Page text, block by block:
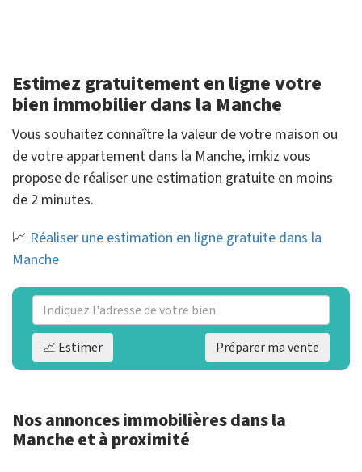
Estimez gratuitement en ligne votre
bien immobilier dans la Manche
Vous souhaitez connaître la valeur de votre maison ou
de votre appartement dans la Manche, imkiz vous
propose de réaliser une estimation gratuite en moins
de 2 minutes.
📈 Réaliser une estimation en ligne gratuite dans la
Manche
📈 Estimer Préparer ma vente
Nos annonces immobilières dans la
Manche et à proximité